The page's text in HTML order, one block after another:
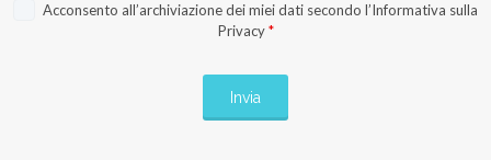
Acconsento all’archiviazione dei miei dati secondo l’Informativa sulla
Privacy *